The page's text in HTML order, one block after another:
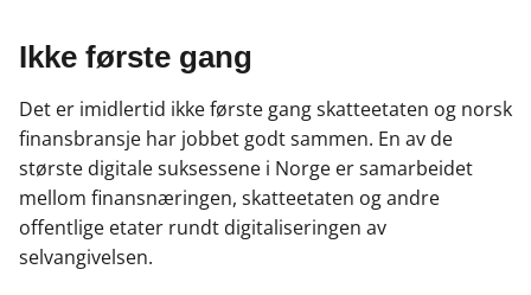
Ikke første gang
Det er imidlertid ikke første gang skatteetaten og norsk
finansbransje har jobbet godt sammen. En av de
største digitale suksessene i Norge er samarbeidet
mellom finansnæringen, skatteetaten og andre
offentlige etater rundt digitaliseringen av
selvangivelsen.